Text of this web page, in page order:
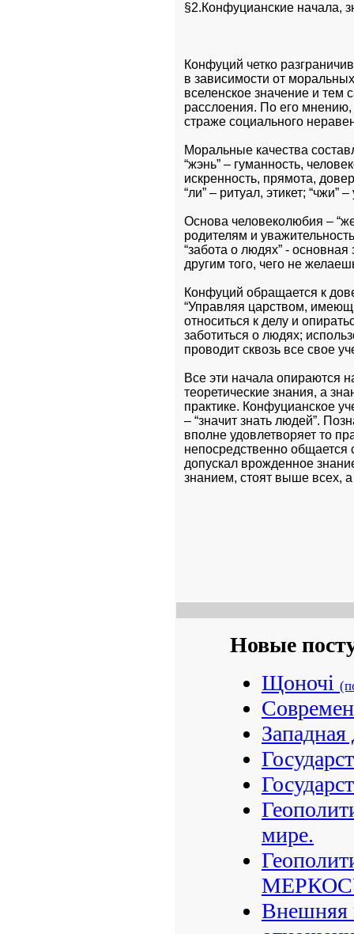
§2.Конфуцианские начала,
Конфуций четко
в зависимости от
вселенское значение и тем
расслоения. По его мнению,
страже социального
Моральные качества
“жэнь” – гуманность,
искренность, прямота,
“ли” – ритуал, этикет; “чжи”
Основа человеколюбия –
родителям и
“забота о людях” -
другим того, чего не
Конфуций обращается к
“Управляя царством,
относиться к делу и
заботиться о людях;
проводит сквозь все свое
Все эти начала опираются
теоретические знания, а
практике. Конфуцианское
– “значит знать людей”.
вполне удовлетворяет то
непосредственно
допускал врожденное
знанием, стоят выше всех,
Новые
Щоночі
Западная
мире.
Внешняя